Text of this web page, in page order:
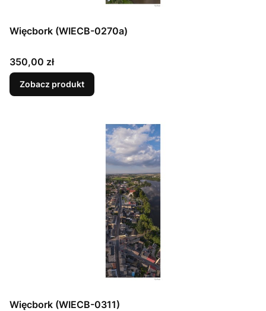
Więcbork (WIECB-0270a)
Cena
350,00 zł
Zobacz produkt
Więcbork (WIECB-0311)